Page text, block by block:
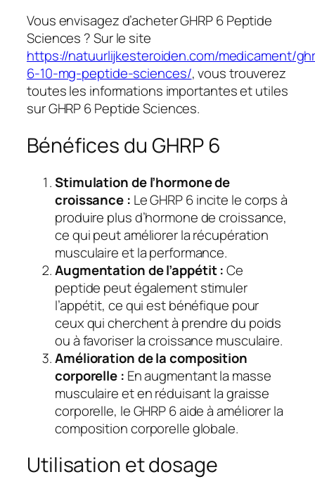
Vous envisagez d’acheter GHRP 6 Peptide
Sciences ? Sur le site
https://natuurlijkesteroiden.com/medicament/
6-10-mg-peptide-sciences/, vous trouverez
toutes les informations importantes et utiles
sur GHRP 6 Peptide Sciences.
Bénéfices du GHRP 6
Stimulation de l’hormone de
croissance : Le GHRP 6 incite le corps à
produire plus d’hormone de croissance,
ce qui peut améliorer la récupération
musculaire et la performance.
Augmentation de l’appétit :Ce
peptide peut également stimuler
l’appétit, ce qui est bénéfique pour
ceux qui cherchent à prendre du poids
ou à favoriser la croissance musculaire.
Amélioration de la composition
corporelle : En augmentant la masse
musculaire et en réduisant la graisse
corporelle, le GHRP 6 aide à améliorer la
composition corporelle globale.
Utilisation et dosage